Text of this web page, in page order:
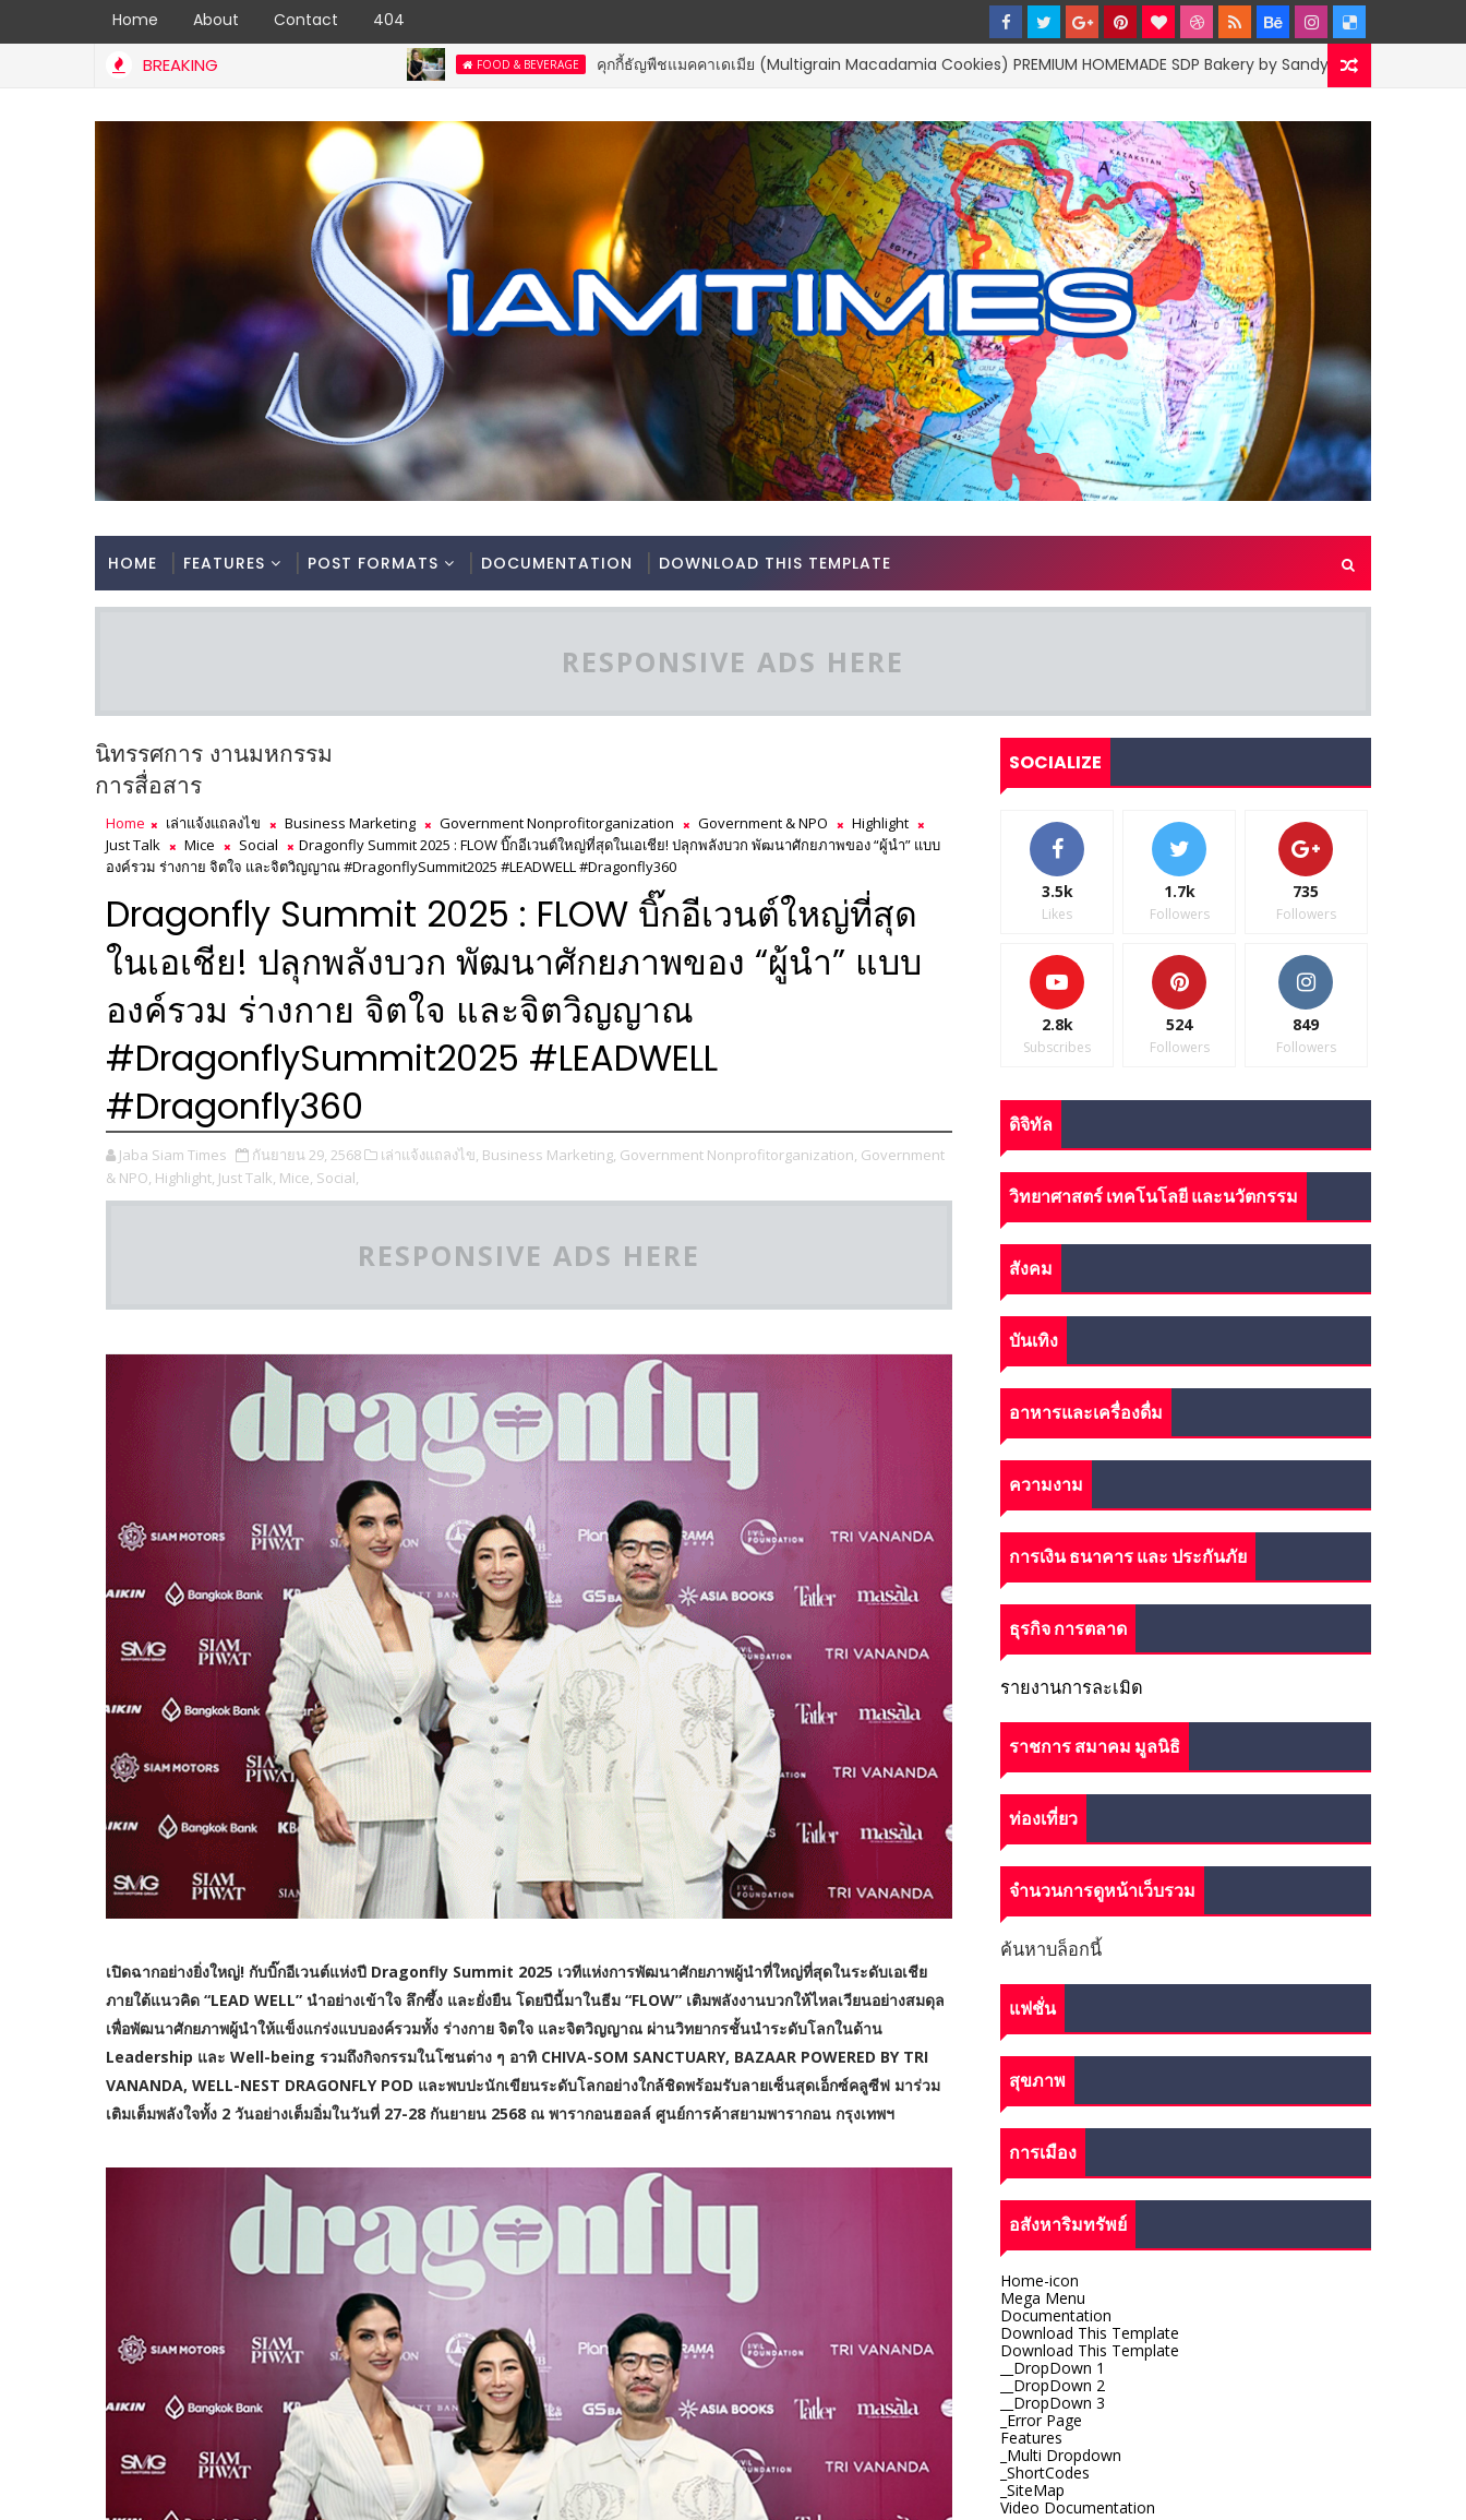
Home About Contact 404
BREAKING FOOD & BEVERAGE คุกกี้ธัญพืชแมคคาเดเมีย (Multigrain Macadamia Cookies) PREMIUM HOMEMADE SDP Bakery by SandyPloi BUSINESS
HOME FEATURES POST FORMATS DOCUMENTATION DOWNLOAD THIS TEMPLATE
RESPONSIVE ADS HERE
นิทรรศการ งานมหกรรม
การสื่อสาร
Home เล่าแจ้งแถลงไข Business Marketing Government Nonprofitorganization Government & NPO
Highlight
Just Talk
Mice Social
Dragonfly Summit 2025 : FLOW บิ๊กอีเวนต์ใหญ่ที่สุดในเอเชีย! ปลุกพลังบวก พัฒนาศักยภาพของ “ผู้นำ” แบบ
องค์รวม ร่างกาย จิตใจ และจิตวิญญาณ #DragonflySummit2025 #LEADWELL #Dragonfly360
Dragonfly Summit 2025 : FLOW บิ๊กอีเวนต์ใหญ่ที่สุด
ในเอเชีย! ปลุกพลังบวก พัฒนาศักยภาพของ “ผู้นำ” แบบ
องค์รวม ร่างกาย จิตใจ และจิตวิญญาณ
#DragonflySummit2025 #LEADWELL
#Dragonfly360
Jaba Siam Times กันยายน 29, 2568 เล่าแจ้งแถลงไข, Business Marketing, Government Nonprofitorganization, Government
& NPO, Highlight, Just Talk, Mice, Social,
RESPONSIVE ADS HERE
เปิดฉากอย่างยิ่งใหญ่! กับบิ๊กอีเวนต์แห่งปี Dragonfly Summit 2025 เวทีแห่งการพัฒนาศักยภาพผู้นำที่ใหญ่ที่สุดในระดับเอเชีย
ภายใต้แนวคิด “LEAD WELL” นำอย่างเข้าใจ ลึกซึ้ง และยั่งยืน โดยปีนี้มาในธีม “FLOW” เติมพลังงานบวกให้ไหลเวียนอย่างสมดุล
เพื่อพัฒนาศักยภาพผู้นำให้แข็งแกร่งแบบองค์รวมทั้ง ร่างกาย จิตใจ และจิตวิญญาณ ผ่านวิทยากรชั้นนำระดับโลกในด้าน
Leadership และ Well-being รวมถึงกิจกรรมในโซนต่าง ๆ อาทิ CHIVA-SOM SANCTUARY, BAZAAR POWERED BY TRI
VANANDA, WELL-NEST DRAGONFLY POD และพบปะนักเขียนระดับโลกอย่างใกล้ชิดพร้อมรับลายเซ็นสุดเอ็กซ์คลูซีฟ มาร่วม
เติมเต็มพลังใจทั้ง 2 วันอย่างเต็มอิ่มในวันที่ 27-28 กันยายน 2568 ณ พารากอนฮอลล์ ศูนย์การค้าสยามพารากอน กรุงเทพฯ
SOCIALIZE
3.5k
Likes
1.7k
Followers
735
Followers
2.8k
Subscribes
524
Followers
849
Followers
ดิจิทัล
วิทยาศาสตร์ เทคโนโลยี และนวัตกรรม
สังคม
บันเทิง
อาหารและเครื่องดื่ม
ความงาม
การเงิน ธนาคาร และ ประกันภัย
ธุรกิจ การตลาด
รายงานการละเมิด
ราชการ สมาคม มูลนิธิ
ท่องเที่ยว
จำนวนการดูหน้าเว็บรวม
ค้นหาบล็อกนี้
แฟชั่น
สุขภาพ
การเมือง
อสังหาริมทรัพย์
Home-icon
Mega Menu
Documentation
Download This Template
Download This Template
__DropDown 1
__DropDown 2
__DropDown 3
_Error Page
Features
_Multi Dropdown
_ShortCodes
_SiteMap
Video Documentation